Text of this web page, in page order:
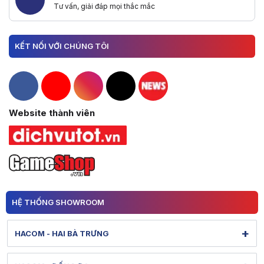
MOGI009
Màn hình Gigabyte G27F (27inch/FHD/IPS/144Hz/1ms/
MOGI012
Màn hình Gigabyte M27Q-EK (27inch/QHD/IPS/170Hz/
5. Lưu ý
- Chương trình áp dụng đồng thời với các khuyến mãi khác của
Tư vấn, giải đáp mọi thắc mắc
KẾT NỐI VỚI CHÚNG TÔI
Hacom Facebook
Hacom YouTube
Hacom Instagram
Hacom TikTok
Website thành viên
HỆ THỐNG SHOWROOM
HACOM - HAI BÀ TRƯNG +